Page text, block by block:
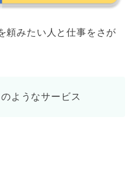
頼みたい人と仕事をさが
ようなサービス